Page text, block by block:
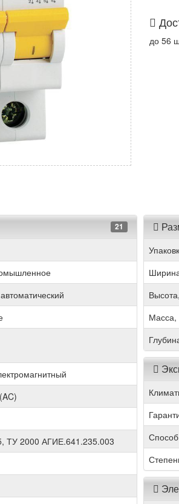
до 56
21
ТУ 2000 АГИЕ.641.235.003
Масса,